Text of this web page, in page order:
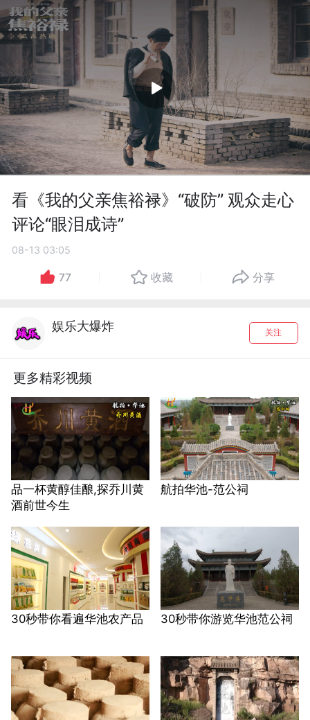
看《我的父亲焦裕禄》“破防” 观众走心
评论“眼泪成诗”
08-13 03:05
77 收藏 分享
娱乐大爆炸 关注
更多精彩视频
品一杯黄醇佳酿,探乔川黄
酒前世今生
航拍华池-范公祠
30秒带你看遍华池农产品 30秒带你游览华池范公祠